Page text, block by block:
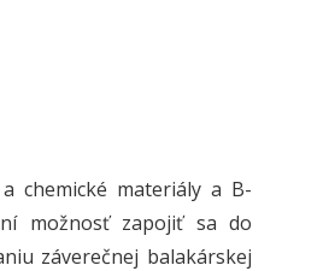
chemické materiály a B-
možnosť zapojiť sa do
záverečnej balakárskej